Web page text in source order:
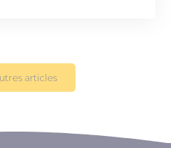
articles